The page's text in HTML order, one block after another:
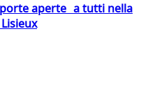
aperte a tutti nella